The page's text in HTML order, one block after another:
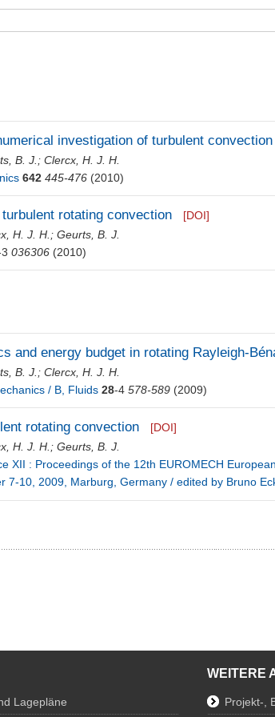
investigation of turbulent
B. J. ;Clercx, H. J. H.
642 445-476 (2010)
rotating convection
[DOI]
H. J. H. ;Geurts, B. J.
036306 (2010)
and energy budget in rotating Rayleigh-
B. J. ;Clercx, H. J. H.
/ B, Fluids 28-4 578-589 (2009)
rotating convection
[DOI]
H. J. H.;Geurts, B. J.
XII : Proceedings of the 12th EUROMECH
7-10, 2009, Marburg, Germany / edited by Bruno
Lagepläne
WEITERE
Projekt-,